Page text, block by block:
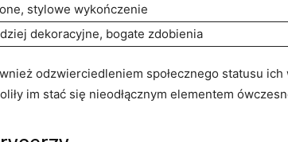
stylowe wykończenie
dekoracyjne, bogate zdobienia
⁣odzwierciedleniem‍ społecznego statusu ich
im stać ​się nieodłącznym⁣ elementem